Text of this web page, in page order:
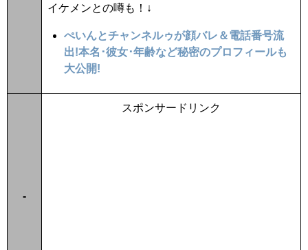
イケメンとの噂も！↓
ぺいんとチャンネルゥが顔バレ＆電話番号流
出!本名･彼女･年齢など秘密のプロフィールも
大公開!
-
スポンサードリンク